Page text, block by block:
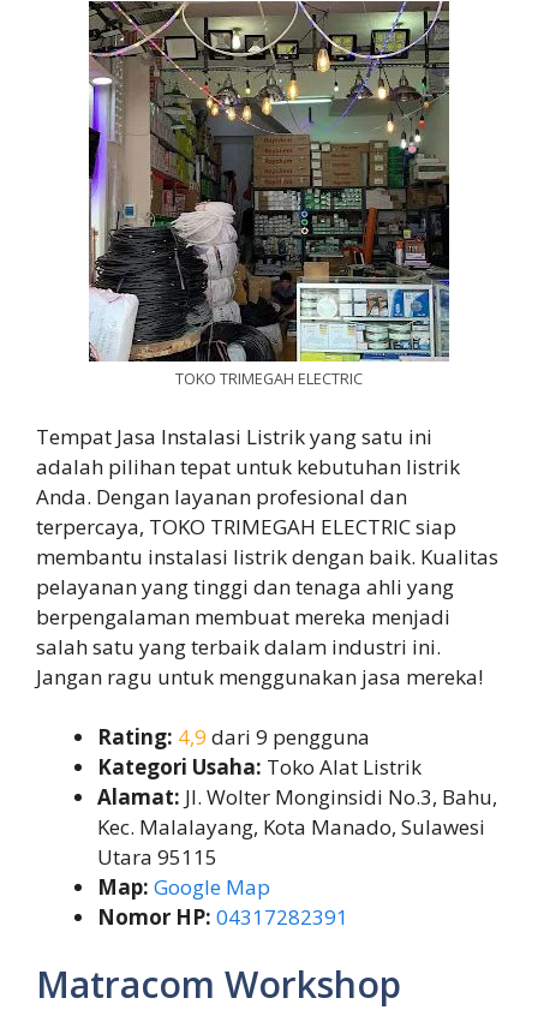
TOKO TRIMEGAH ELECTRIC
Tempat Jasa Instalasi Listrik yang satu ini
adalah pilihan tepat untuk kebutuhan listrik
Anda. Dengan layanan profesional dan
terpercaya, TOKO TRIMEGAH ELECTRIC siap
membantu instalasi listrik dengan baik. Kualitas
pelayanan yang tinggi dan tenaga ahli yang
berpengalaman membuat mereka menjadi
salah satu yang terbaik dalam industri ini.
Jangan ragu untuk menggunakan jasa mereka!
Rating: 4,9 dari 9 pengguna
Kategori Usaha: Toko Alat Listrik
Alamat: Jl. Wolter Monginsidi No.3, Bahu,
Kec. Malalayang, Kota Manado, Sulawesi
Utara 95115
Map: Google Map
Nomor HP: 04317282391
Matracom Workshop